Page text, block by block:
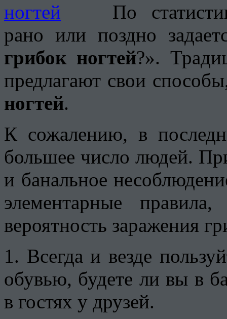
По
рано или поздно
грибок ногтей?».
предлагают свои
ногтей.
К сожалению, в
большее число людей.
и банальное
элементарные
вероятность заражения
1. Всегда и везде
обувью, будете ли вы в
в гостях у друзей.